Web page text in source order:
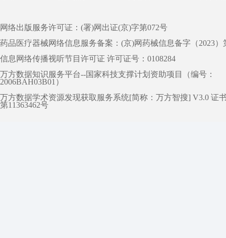
网络出版服务许可证：(署)网出证(京)字第072号
药品医疗器械网络信息服务备案：(京)网药械信息备字（2023）
信息网络传播视听节目许可证 许可证号：0108284
万方数据知识服务平台--国家科技支撑计划资助项目（编号：
2006BAH03B01）
万方数据学术资源发现获取服务系统[简称：万方智搜] V3.0 证
第11363462号